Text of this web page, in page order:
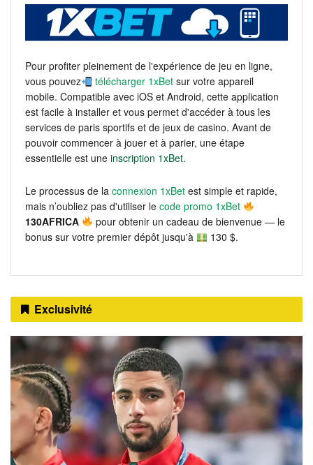
Pour profiter pleinement de l'expérience de jeu en ligne,
vous pouvez
télécharger 1xBet sur votre appareil
mobile. Compatible avec iOS et Android, cette application
est facile à installer et vous permet d'accéder à tous les
services de paris sportifs et de jeux de casino. Avant de
pouvoir commencer à jouer et à parier, une étape
essentielle est une inscription 1xBet.
Le processus de la connexion 1xBet est simple et rapide,
mais n’oubliez pas d'utiliser le code promo 1xBet
130AFRICA
pour obtenir un cadeau de bienvenue — le
bonus sur votre premier dépôt jusqu'à
130 $.
Exclusivité